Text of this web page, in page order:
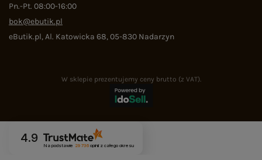
Pn.-Pt. 08:00-16:00
bok@ebutik.pl
eButik.pl,Al. Katowicka 68,05-830 Nadarzyn
W sklepie prezentujemy ceny brutto (z VAT).
4.9
Na podstawie 29 736opinii z całego okresu